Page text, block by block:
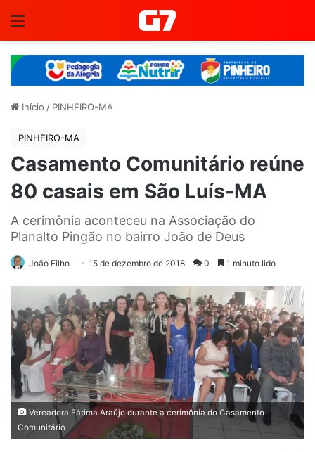
Início / PINHEIRO-MA
PINHEIRO-MA
Casamento Comunitário reúne
80 casais em São Luís-MA
A cerimônia aconteceu na Associação do
Planalto Pingão no bairro João de Deus
João Filho 15 de dezembro de 2018 0 1 minuto lido
Vereadora Fátima Araújo durante a cerimônia do Casamento
Comunitário